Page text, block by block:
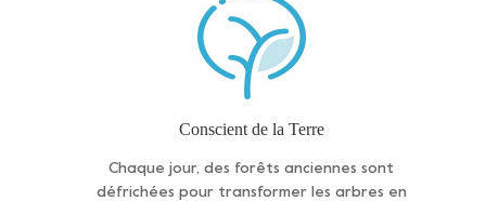
Conscient de la Terre
Chaque jour, des forêts anciennes sont
défrichées pour transformer les arbres en